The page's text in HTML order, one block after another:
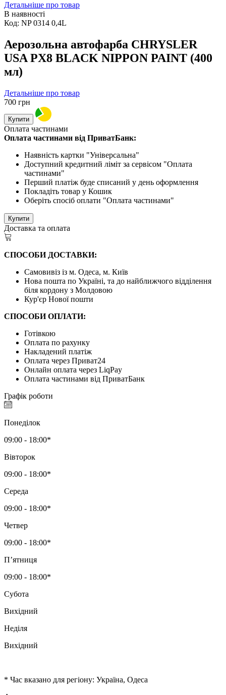
Детальніше про товар
В наявності
Код: NP 0314 0,4L
Аерозольна автофарба CHRYSLER
USA PX8 BLACK NIPPON PAINT (400
мл)
Детальніше про товар
700 грн
Купити
Оплата частинами
Оплата частинами від ПриватБанк:
Наявність картки "Універсальна"
Доступний кредитний ліміт за сервісом "Оплата
частинами"
Перший платіж буде списаний у день оформлення
Покладіть товар у Кошик
Оберіть спосіб оплати "Оплата частинами"
Купити
Доставка та оплата
СПОСОБИ ДОСТАВКИ:
Самовивіз із м. Одеса, м. Київ
Нова пошта по Україні, та до найближчого відділення
біля кордону з Молдовою
Кур'єр Нової пошти
СПОСОБИ ОПЛАТИ:
Готівкою
Оплата по рахунку
Накладений платіж
Оплата через Приват24
Онлайн оплата через LiqPay
Оплата частинами від ПриватБанк
Графік роботи
Понеділок
09:00 - 18:00*
Вівторок
09:00 - 18:00*
Середа
09:00 - 18:00*
Четвер
09:00 - 18:00*
Пʼятниця
09:00 - 18:00*
Субота
Вихідний
Неділя
Вихідний
* Час вказано для регіону: Україна, Одеса